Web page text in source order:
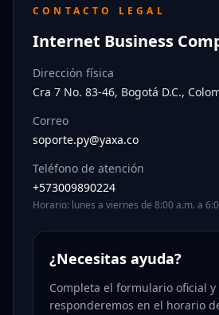
CONTACTO LEGAL
Internet Business
Dirección física
Cra 7 No. 83-46, Bogotá D.C.,
Correo
soporte.py@yaxa.co
Teléfono de atención
+573009890224
Horario: lunes a viernes de 8:00 a.m. a
¿Necesitas ayuda?
Completa el formulario oficial y
responderemos en el horario